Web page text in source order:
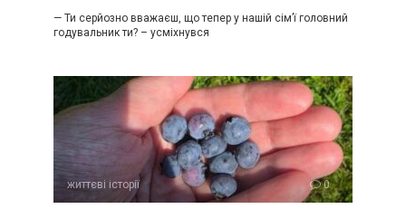
— Ти серйозно вважаєш, що тепер у нашій сім’ї головний
годувальник ти? – усміхнувся
життєві історії 0